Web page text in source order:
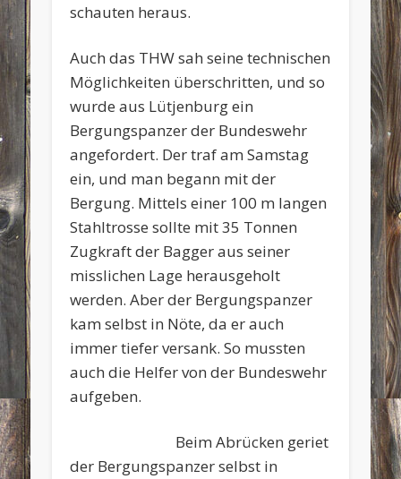
schauten heraus.
Auch das THW sah seine technischen
Möglichkeiten überschritten, und so
wurde aus Lütjenburg ein
Bergungspanzer der Bundeswehr
angefordert. Der traf am Samstag
ein, und man begann mit der
Bergung. Mittels einer 100 m langen
Stahltrosse sollte mit 35 Tonnen
Zugkraft der Bagger aus seiner
misslichen Lage herausgeholt
werden. Aber der Bergungspanzer
kam selbst in Nöte, da er auch
immer tiefer versank. So mussten
auch die Helfer von der Bundeswehr
aufgeben.
Beim Abrücken geriet
der Bergungspanzer selbst in